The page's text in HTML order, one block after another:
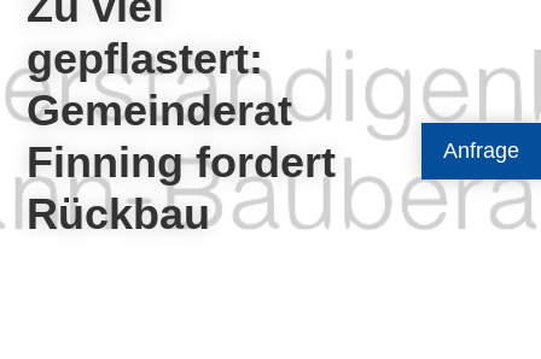
Anfrage
gepflastert:
Gemeinderat
Finning fordert
Rückbau